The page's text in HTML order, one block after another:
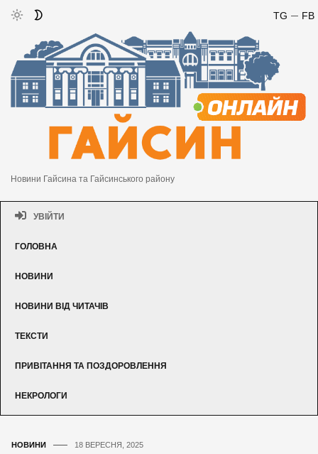
FB
TG
Новини Гайсина та Гайсинського району
УВІЙТИ
ГОЛОВНА
НОВИНИ
НОВИНИ ВІД ЧИТАЧІВ
ТЕКСТИ
ПРИВІТАННЯ ТА ПОЗДОРОВЛЕННЯ
НЕКРОЛОГИ
НОВИНИ 18 ВЕРЕСНЯ, 2025